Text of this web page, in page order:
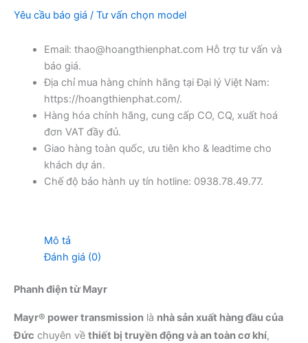
Yêu cầu báo giá / Tư vấn chọn model
Email: thao@hoangthienphat.com Hỗ trợ tư vấn và
báo giá.
Địa chỉ mua hàng chính hãng tại Đại lý Việt Nam:
https://hoangthienphat.com/.
Hàng hóa chính hãng, cung cấp CO, CQ, xuất hoá
đơn VAT đầy đủ.
Giao hàng toàn quốc, ưu tiên kho & leadtime cho
khách dự án.
Chế độ bảo hành uy tín hotline: 0938.78.49.77.
Mô tả
Đánh giá (0)
Phanh điện từ Mayr
Mayr® power transmission là nhà sản xuất hàng đầu của
Đức chuyên về thiết bị truyền động và an toàn cơ khí,